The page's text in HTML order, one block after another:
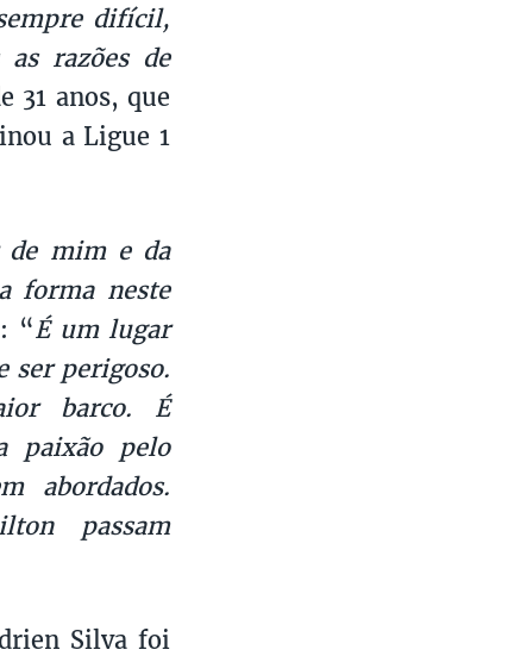
difícil,
razões de
31 anos, que
a Ligue 1
de mim e da
forma neste
“É um lugar
ser perigoso.
barco. É
paixão pelo
abordados.
passam
Silva foi